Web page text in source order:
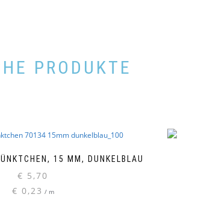
PRODUKTE
15 MM, DUNKELBLAU
€ 5,70
€ 0,23 / m